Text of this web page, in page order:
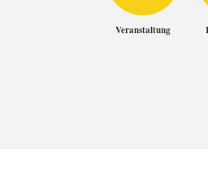
Veranstaltung